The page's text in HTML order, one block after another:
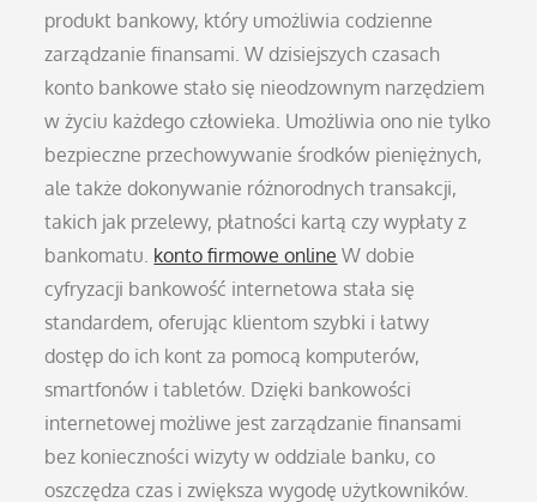
produkt bankowy, który umożliwia codzienne
zarządzanie finansami. W dzisiejszych czasach
konto bankowe stało się nieodzownym narzędziem
w życiu każdego człowieka. Umożliwia ono nie tylko
bezpieczne przechowywanie środków pieniężnych,
ale także dokonywanie różnorodnych transakcji,
takich jak przelewy, płatności kartą czy wypłaty z
bankomatu. konto firmowe online W dobie
cyfryzacji bankowość internetowa stała się
standardem, oferując klientom szybki i łatwy
dostęp do ich kont za pomocą komputerów,
smartfonów i tabletów. Dzięki bankowości
internetowej możliwe jest zarządzanie finansami
bez konieczności wizyty w oddziale banku, co
oszczędza czas i zwiększa wygodę użytkowników.